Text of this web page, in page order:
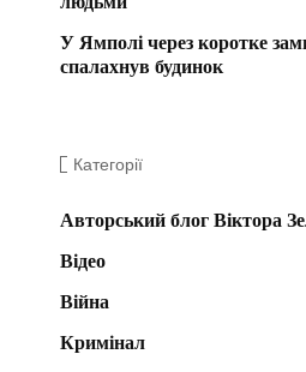
У Ямполі через коротке
спалахнув будинок
Категорії
Авторський блог Віктора
Відео
Війна
Кримінал